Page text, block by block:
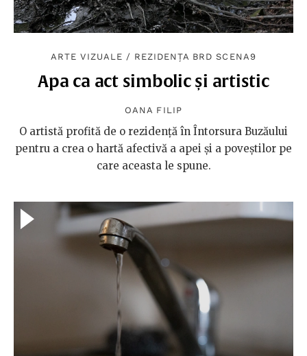
ARTE VIZUALE / REZIDENȚA BRD SCENA9
Apa ca act simbolic și artistic
OANA FILIP
O artistă profită de o rezidență în Întorsura Buzăului
pentru a crea o hartă afectivă a apei și a poveștilor pe
care aceasta le spune.